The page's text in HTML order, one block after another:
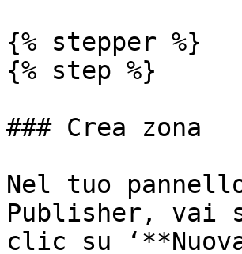
{% stepper %}
{% step %}
### Crea zona
Nel tuo
Publisher, vai
clic su